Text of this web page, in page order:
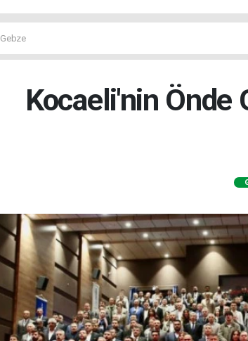
Gebze
Kocaeli'nin Önde